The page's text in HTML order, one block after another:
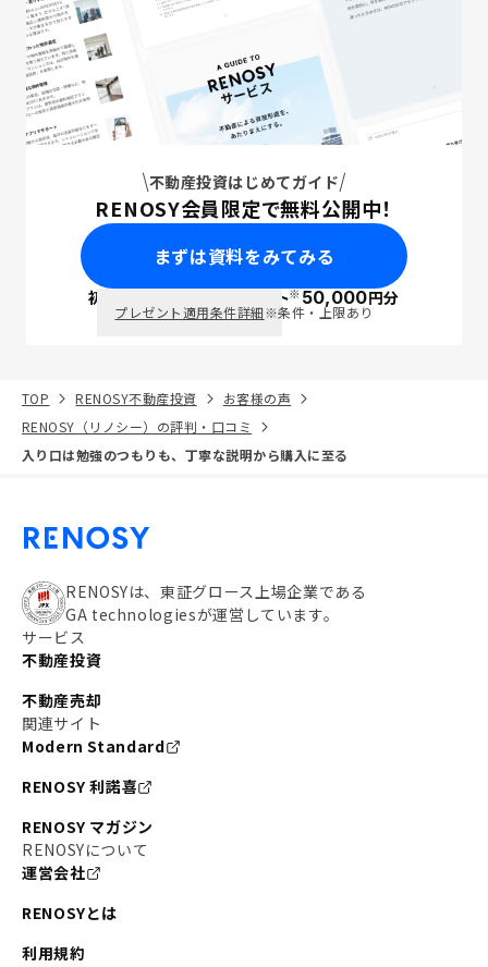
不動産投資はじめてガイド
RENOSY会員限定で無料公開中！
まずは資料をみてみる
初回面談で ポイント※50,000円分
プレゼント適用条件詳細※条件・上限あり
TOP RENOSY不動産投資
お客様の声
RENOSY（リノシー）の評判・口コミ
入り口は勉強のつもりも、丁寧な説明から購入に至る
RENOSYは、東証グロース上場企業である
GA technologiesが運営しています。
サービス
不動産投資
不動産売却
関連サイト
Modern Standard
RENOSY 利諾喜
RENOSY マガジン
RENOSYについて
運営会社
RENOSYとは
利用規約